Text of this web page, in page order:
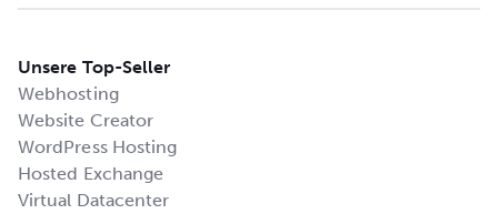
Unsere Top-Seller
Webhosting
Website Creator
WordPress Hosting
Hosted Exchange
Virtual Datacenter